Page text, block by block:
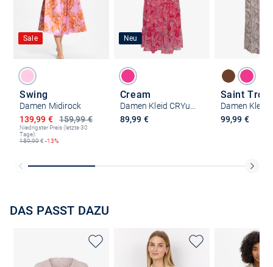
Sale
Swing
Damen Midirock
159,99 €
Ermäßigter Preis
139,99 €
Niedrigster Preis (letzte 30
Tage):
159,99€ -13%
Neu
Cream
Damen Kleid CRYuna
89,99 €
Saint
99,99 €
DAS PASST DAZU